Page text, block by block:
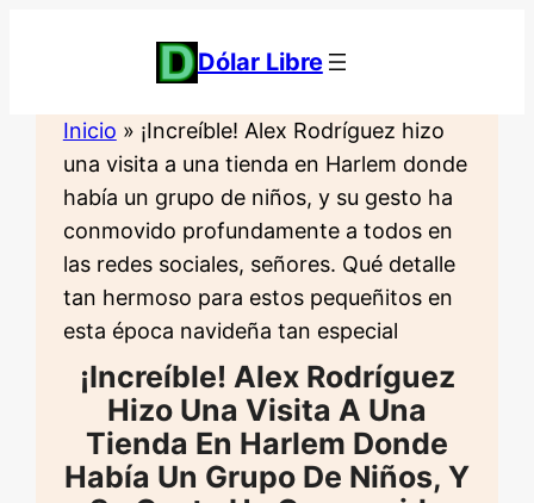
Dólar Libre
Inicio » ¡Increíble! Alex Rodríguez hizo
una visita a una tienda en Harlem donde
había un grupo de niños, y su gesto ha
conmovido profundamente a todos en
las redes sociales, señores. Qué detalle
tan hermoso para estos pequeñitos en
esta época navideña tan especial
¡Increíble! Alex Rodríguez
Hizo Una Visita A Una
Tienda En Harlem Donde
Había Un Grupo De Niños, Y